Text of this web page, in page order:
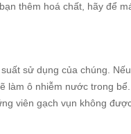
thêm hoá chất, hãy để
sử dụng của chúng.
làm ô nhiễm nước trong
viên gạch vụn không